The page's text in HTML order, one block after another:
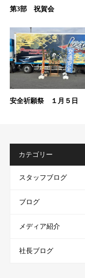
第3部 祝賀会
安全祈願祭 １月５日
カテゴリー
スタッフブログ
ブログ
メディア紹介
社長ブログ